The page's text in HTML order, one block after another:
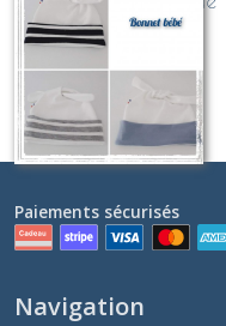
Sur demande
Paiements sécurisés
Navigation